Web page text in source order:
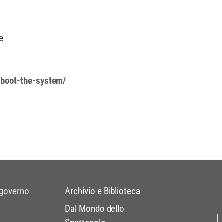
the-system/
Archivio e Biblioteca
Dal Mondo dello